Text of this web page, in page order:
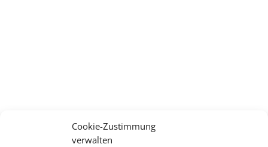
Cookie-Zustimmung
verwalten